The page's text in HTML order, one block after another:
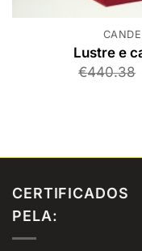
Lustre e
€440.38
CERTIFICADOS
PELA: